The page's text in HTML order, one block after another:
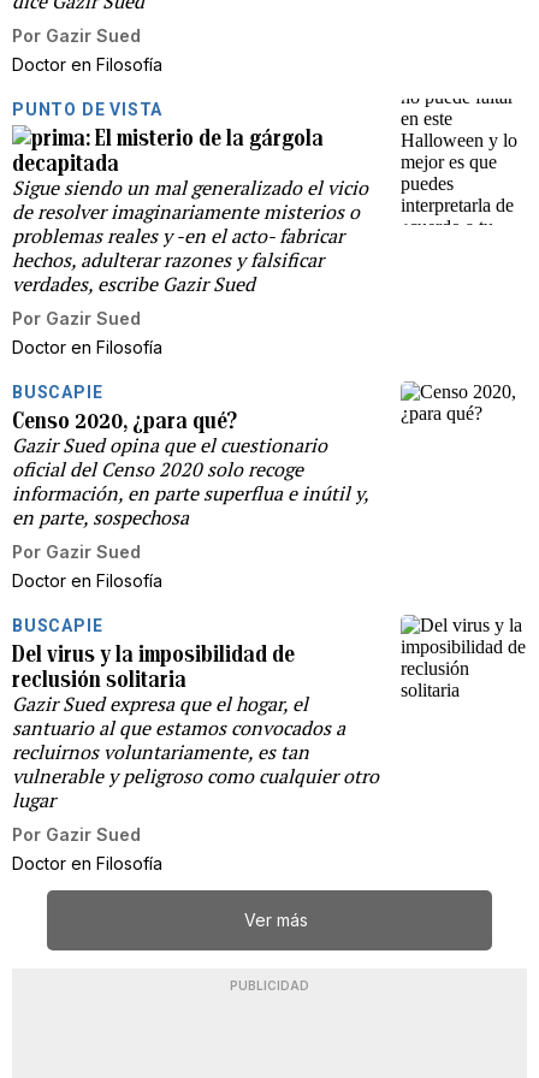
Por Gazir Sued
Doctor en Filosofía
PUNTO DE VISTA
El misterio de la gárgola
decapitada
Sigue siendo un mal generalizado el vicio
de resolver imaginariamente misterios o
problemas reales y -en el acto- fabricar
hechos, adulterar razones y falsificar
verdades, escribe Gazir Sued
Por Gazir Sued
Doctor en Filosofía
BUSCAPIE
Censo 2020, ¿para qué?
Gazir Sued opina que el cuestionario
oficial del Censo 2020 solo recoge
información, en parte superflua e inútil y,
en parte, sospechosa
Por Gazir Sued
Doctor en Filosofía
BUSCAPIE
Del virus y la imposibilidad de
reclusión solitaria
Gazir Sued expresa que el hogar, el
santuario al que estamos convocados a
recluirnos voluntariamente, es tan
vulnerable y peligroso como cualquier otro
lugar
Por Gazir Sued
Doctor en Filosofía
Ver más
PUBLICIDAD